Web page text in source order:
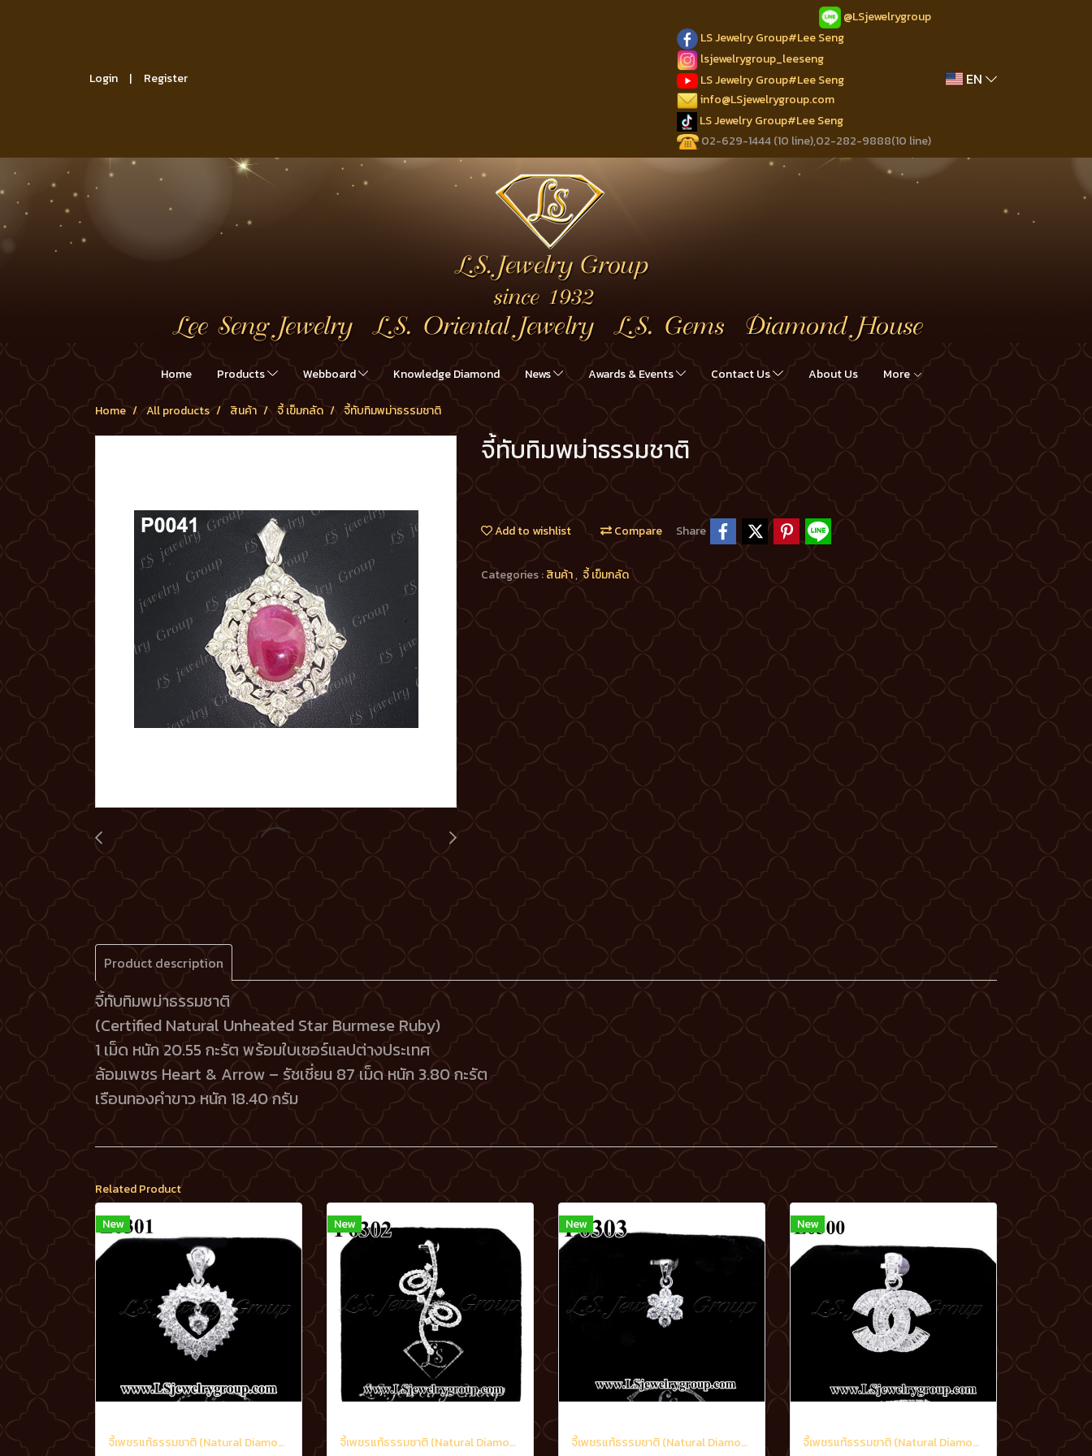
Login Register
@LSjewelrygroup
LS Jewelry Group#Lee Seng
lsjewelrygroup_leeseng
LS Jewelry Group#Lee Seng
info@LSjewelrygroup.com
LS Jewelry Group#Lee Seng
02-629-1444 (10 line),02-282-9888(10 line)
EN
Home Products Webboard Knowledge Diamond News Awards & Events Contact Us About Us More
Home All products สินค้า จี้ เข็มกลัด จี้ทับทิมพม่าธรรมชาติ
จี้ทับทิมพม่าธรรมชาติ
Add to wishlist Compare Share
Categories :สินค้า, จี้ เข็มกลัด
Product description
จี้ทับทิมพม่าธรรมชาติ
(Certified Natural Unheated Star Burmese Ruby)
1 เม็ด หนัก 20.55 กะรัต พร้อมใบเซอร์แลปต่างประเทศ
ล้อมเพชร Heart & Arrow – รัชเชี่ยน 87 เม็ด หนัก 3.80 กะรัต
เรือนทองคำขาว หนัก 18.40 กรัม
Related Product
New
จี้เพชรแท้ธรรมชาติ (Natural Diamonds) 2.21 Ct.
New
จี้เพชรแท้ธรรมชาติ (Natural Diamonds) 1.70 Ct.
New
จี้เพชรแท้ธรรมชาติ (Natural Diamonds) 0.95 Ct.
New
จี้เพชรแท้ธรรมชาติ (Natural Diamonds) 1.60 Ct.